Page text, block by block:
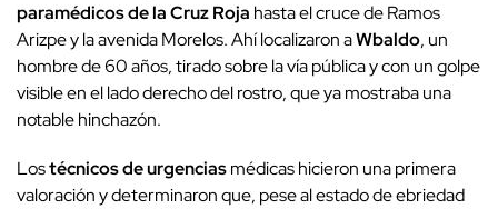
paramédicos de la Cruz Roja hasta el cruce de Ramos
Arizpe y la avenida Morelos. Ahí localizaron aWbaldo, un
hombre de 60 años, tirado sobre la vía pública y con un golpe
visible en el lado derecho del rostro, que ya mostraba una
notable hinchazón.
Lostécnicos de urgenciasmédicas hicieron una primera
valoración y determinaron que, pese al estado de ebriedad